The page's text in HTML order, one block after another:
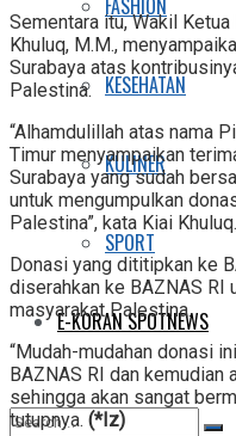
FASHION
KESEHATAN
KULINER
SPORT
E-KORAN SPOTNEWS
Sementara itu, Wakil
Khuluq, M.M.,
Surabaya atas
Palestina.
“Alhamdulillah atas nama
Timur menyampaikan
Surabaya yang sudah
untuk mengumpulkan
Palestina”, kata Kiai Khuluq.
Donasi yang dititipkan ke
diserahkan ke BAZNAS RI
masyarakat Palestina.
“Mudah-mudahan donasi
BAZNAS RI dan kemudian
sehingga akan sangat
tutupnya. (*Iz)